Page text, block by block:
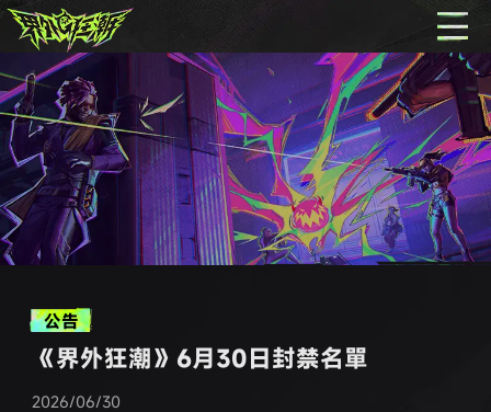
公告
《界外狂潮》6月30日封禁名單
2026/06/30